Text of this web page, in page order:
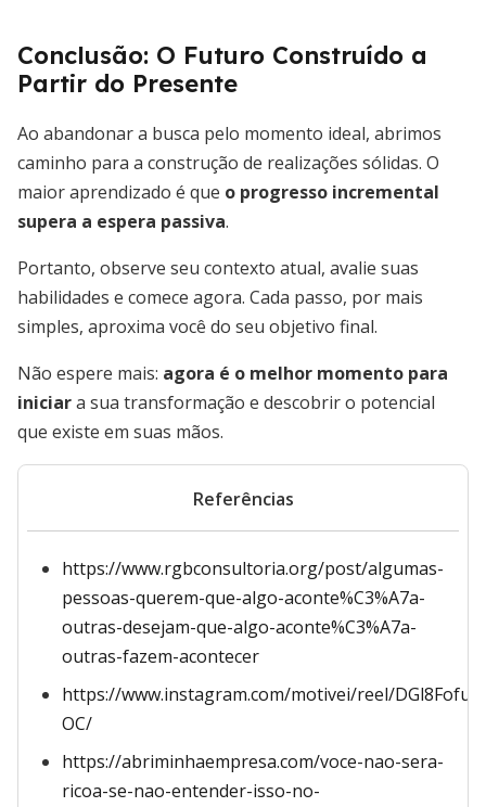
Conclusão: O Futuro Construído a
Partir do Presente
Ao abandonar a busca pelo momento ideal, abrimos
caminho para a construção de realizações sólidas. O
maior aprendizado é que o progresso incremental
supera a espera passiva.
Portanto, observe seu contexto atual, avalie suas
habilidades e comece agora. Cada passo, por mais
simples, aproxima você do seu objetivo final.
Não espere mais: agora é o melhor momento para
iniciara sua transformação e descobrir o potencial
que existe em suas mãos.
Referências
https://www.rgbconsultoria.org/post/algumas-
pessoas-querem-que-algo-aconte%C3%A7a-
outras-desejam-que-algo-aconte%C3%A7a-
outras-fazem-acontecer
https://www.instagram.com/motivei/reel/DGl8Fofu-
OC/
https://abriminhaempresa.com/voce-nao-sera-
ricoa-se-nao-entender-isso-no-